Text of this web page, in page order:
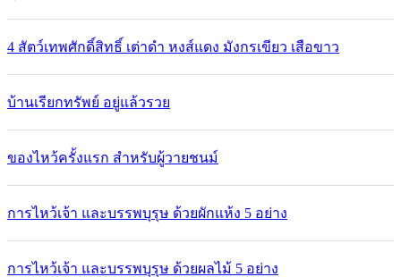
4 สัตว์เทพศักดิ์สิทธิ์ เต่าดำ หงส์แดง มังกรเขียว เสือขาว
บ้านเรียกทรัพย์ อยู่แล้วรวย
ของไหว้ครั้งแรก สำหรับผู้วายชนม์
การไหว้เจ้า และบรรพบุรุษ ด้วยผักแห้ง 5 อย่าง
การไหว้เจ้า และบรรพบุรุษ ด้วยผลไม้ 5 อย่าง